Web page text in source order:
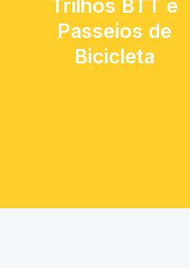
Trilhos BTT e
Passeios de
Bicicleta